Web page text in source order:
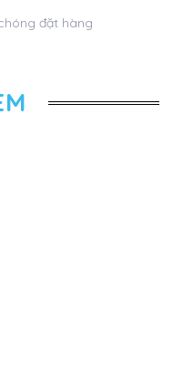
đặt hàng